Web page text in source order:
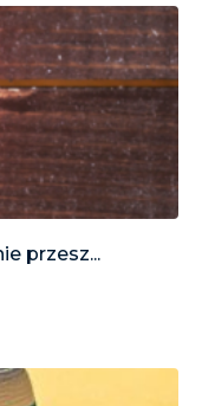
przesz...